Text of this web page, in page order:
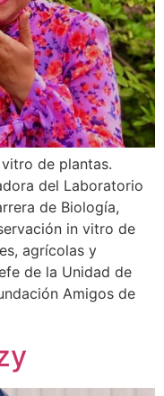
de plantas.
del Laboratorio
de Biología,
in vitro de
agrícolas y
de la Unidad de
Amigos de